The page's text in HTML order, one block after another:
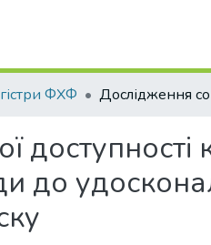
ФХФ
доступності
до